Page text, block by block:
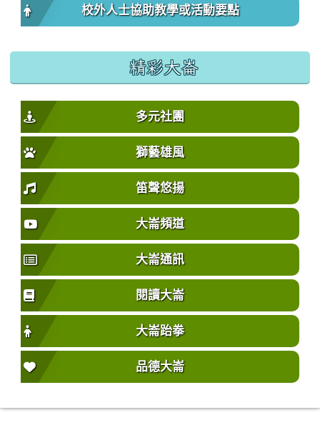
校外人士協助教學或活動要點
精彩大崙
多元社團
獅藝雄風
笛聲悠揚
大崙頻道
大崙通訊
閱讀大崙
大崙跆拳
品德大崙